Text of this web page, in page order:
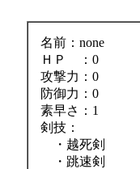
名前：none
ＨＰ ：0
攻撃力：0
防御力：0
素早さ：1
剣技：
・越死剣
・跳速剣